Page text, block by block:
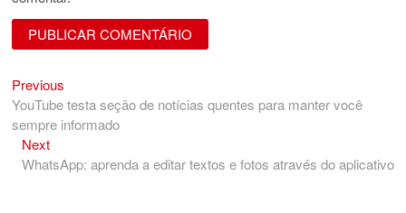
Navegação
de
Post
Previous
post:
YouTube testa seção de notícias quentes para manter você
sempre informado
NextNext
post:
WhatsApp: aprenda a editar textos e fotos através do aplicativo